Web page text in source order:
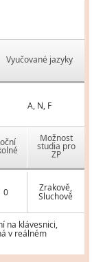
Vyučované jazyky
A, N, F
Možnost
studia pro
ZP
0 Zrakově,
Sluchově
na klávesnici,
v reálném